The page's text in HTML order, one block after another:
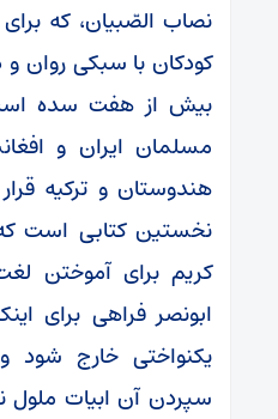
نصاب الصّبیان، که
کودکان با سبکی روان
بیش از هفت سده
مسلمان ایران و
هندوستان و ترکیه
نخستین کتابی است
کریم برای آموختن
ابونصر فراهی برای
یکنواختی خارج شود
سپردن آن ابیات ملول